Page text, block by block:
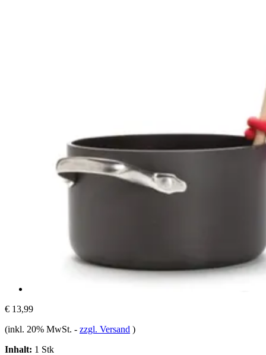
€ 13,99
(inkl. 20% MwSt. - zzgl. Versand )
Inhalt: 1 Stk